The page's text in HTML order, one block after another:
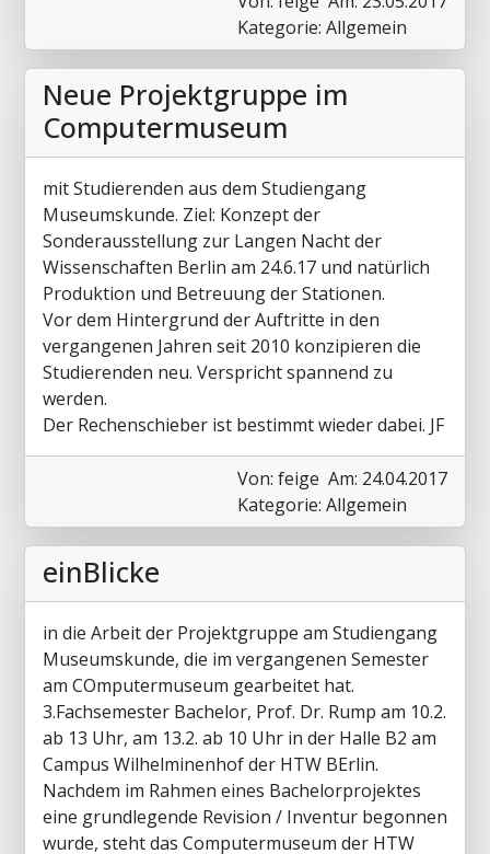
Kategorie: Allgemein
Neue Projektgruppe im
Computermuseum
mit Studierenden aus dem Studiengang
Museumskunde. Ziel: Konzept der
Sonderausstellung zur Langen Nacht der
Wissenschaften Berlin am 24.6.17 und natürlich
Produktion und Betreuung der Stationen.
Vor dem Hintergrund der Auftritte in den
vergangenen Jahren seit 2010 konzipieren die
Studierenden neu. Verspricht spannend zu
werden.
Der Rechenschieber ist bestimmt wieder dabei. JF
Von: feige Am: 24.04.2017
Kategorie: Allgemein
einBlicke
in die Arbeit der Projektgruppe am Studiengang
Museumskunde, die im vergangenen Semester
am COmputermuseum gearbeitet hat.
3.Fachsemester Bachelor, Prof. Dr. Rump am 10.2.
ab 13 Uhr, am 13.2. ab 10 Uhr in der Halle B2 am
Campus Wilhelminenhof der HTW BErlin.
Nachdem im Rahmen eines Bachelorprojektes
eine grundlegende Revision / Inventur begonnen
wurde, steht das Computermuseum der HTW